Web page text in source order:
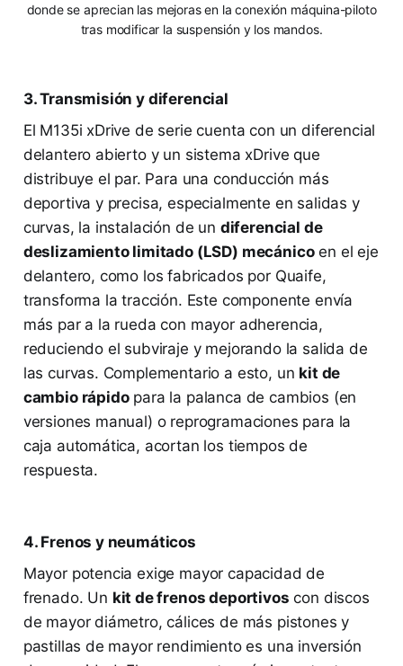
donde se aprecian las mejoras en la conexión máquina-piloto
tras modificar la suspensión y los mandos.
3. Transmisión y diferencial
El M135i xDrive de serie cuenta con un diferencial
delantero abierto y un sistema xDrive que
distribuye el par. Para una conducción más
deportiva y precisa, especialmente en salidas y
curvas, la instalación de un diferencial de
deslizamiento limitado (LSD) mecánicoen el eje
delantero, como los fabricados por Quaife,
transforma la tracción. Este componente envía
más par a la rueda con mayor adherencia,
reduciendo el subviraje y mejorando la salida de
las curvas. Complementario a esto, un kit de
cambio rápidopara la palanca de cambios (en
versiones manual) o reprogramaciones para la
caja automática, acortan los tiempos de
respuesta.
4. Frenos y neumáticos
Mayor potencia exige mayor capacidad de
frenado. Un kit de frenos deportivos con discos
de mayor diámetro, cálices de más pistones y
pastillas de mayor rendimiento es una inversión